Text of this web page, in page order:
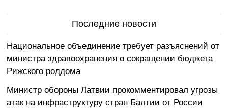
Последние новости
Национальное объединение требует разъяснений от
министра здравоохранения о сокращении бюджета
Рижского роддома
Министр обороны Латвии прокомментировал угрозы
атак на инфраструктуру стран Балтии от России